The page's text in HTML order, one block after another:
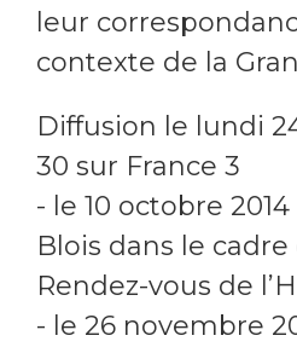
leur
contexte de la
Diffusion le lundi
30 sur France 3
- le 10 octobre
Blois dans le cadre
Rendez-vous de
- le 26 novembre